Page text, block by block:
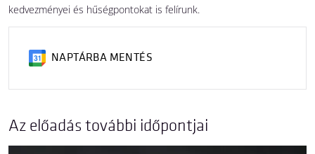
kedvezményei és hűségpontokat is felírunk.
NAPTÁRBA MENTÉS
Az előadás további időpontjai